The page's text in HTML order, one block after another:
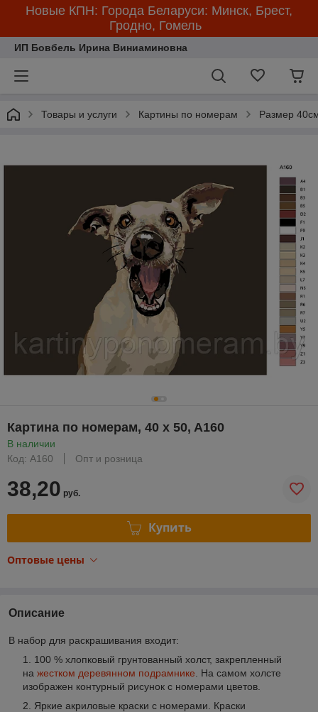
Новые КПН: Города Беларуси: Минск, Брест,
Гродно, Гомель
ИП Бовбель Ирина Виниаминовна
Товары и услуги Картины по номерам Размер
Картина по номерам, 40 x 50, A160
В наличии
Код: A160
Опт и розница
38,20 руб.
Купить
Оптовые цены
Описание
В набор для раскрашивания входит:
100 % хлопковый грунтованный холст, закрепленный
на жестком деревянном подрамнике . На самом холсте
изображен контурный рисунок с номерами цветов.
Яркие акриловые краски с номерами. Краски